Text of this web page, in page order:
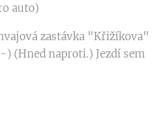
auto)
zastávka "Křižíkova"
(Hned naproti.) Jezdí sem